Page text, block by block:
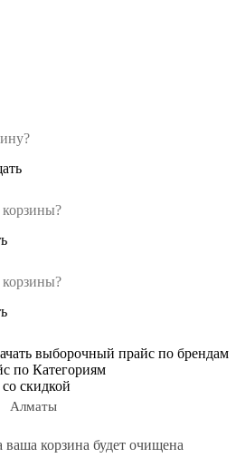
корзины?
корзины?
выборочный прайс по брендам
по Категориям
скидкой
Алматы
корзина будет очищена